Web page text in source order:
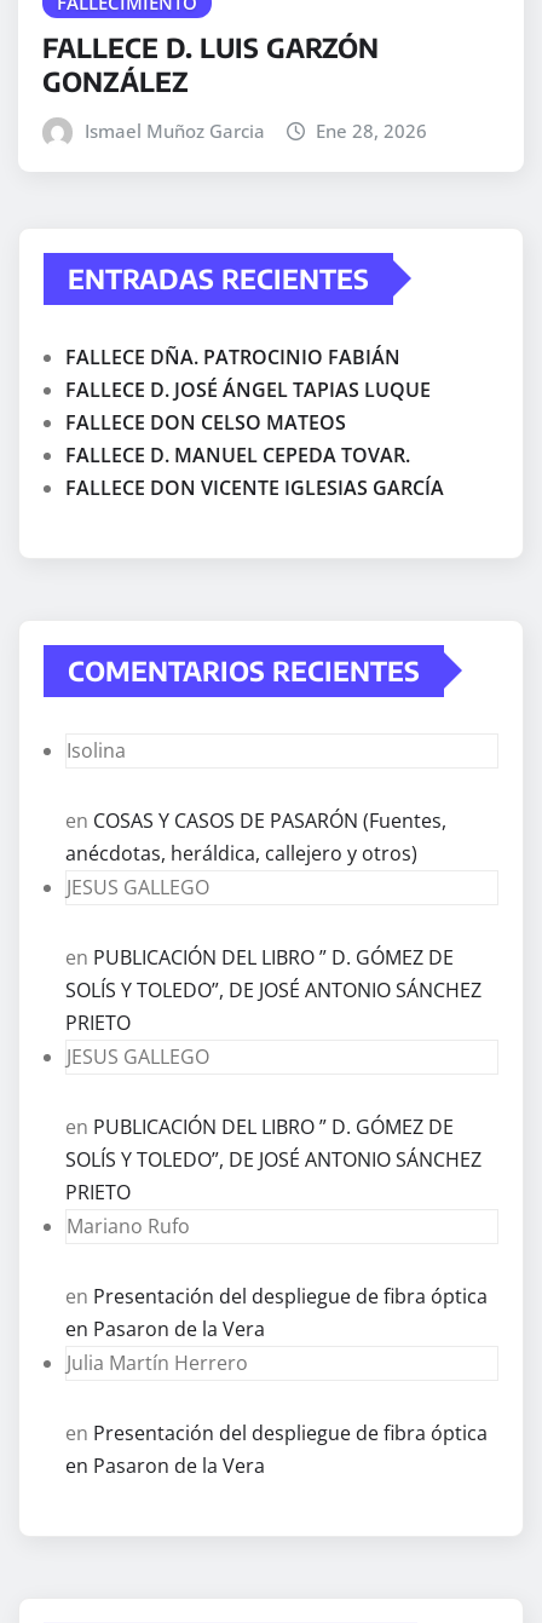
FALLECE D. LUIS GARZÓN
GONZÁLEZ
Ismael Muñoz Garcia Ene 28, 2026
ENTRADAS RECIENTES
FALLECE DÑA. PATROCINIO FABIÁN
FALLECE D. JOSÉ ÁNGEL TAPIAS LUQUE
FALLECE DON CELSO MATEOS
FALLECE D. MANUEL CEPEDA TOVAR.
FALLECE DON VICENTE IGLESIAS GARCÍA
COMENTARIOS RECIENTES
Isolina
en COSAS Y CASOS DE PASARÓN (Fuentes,
anécdotas, heráldica, callejero y otros)
JESUS GALLEGO
en PUBLICACIÓN DEL LIBRO ” D. GÓMEZ DE
SOLÍS Y TOLEDO”, DE JOSÉ ANTONIO SÁNCHEZ
PRIETO
JESUS GALLEGO
en PUBLICACIÓN DEL LIBRO ” D. GÓMEZ DE
SOLÍS Y TOLEDO”, DE JOSÉ ANTONIO SÁNCHEZ
PRIETO
Mariano Rufo
en Presentación del despliegue de fibra óptica
en Pasaron de la Vera
Julia Martín Herrero
en Presentación del despliegue de fibra óptica
en Pasaron de la Vera